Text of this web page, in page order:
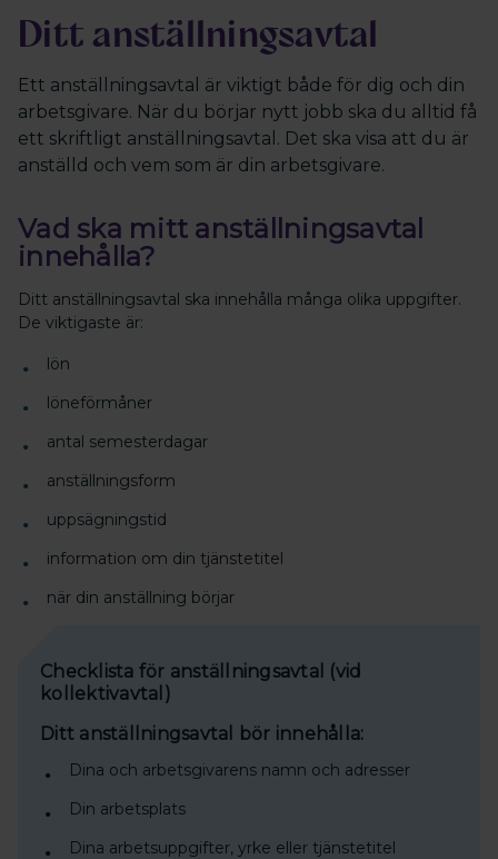
Ditt anställningsavtal
Ett anställningsavtal är viktigt både för dig och din
arbetsgivare. När du börjar nytt jobb ska du alltid få
ett skriftligt anställningsavtal. Det ska visa att du är
anställd och vem som är din arbetsgivare.
Vad ska mitt anställningsavtal
innehålla?
Ditt anställningsavtal ska innehålla många olika uppgifter.
De viktigaste är:
lön
löneförmåner
antal semesterdagar
anställningsform
uppsägningstid
information om din tjänstetitel
när din anställning börjar
Checklista för anställningsavtal (vid
kollektivavtal)
Ditt anställningsavtal bör innehålla:
Dina och arbetsgivarens namn och adresser
Din arbetsplats
Dina arbetsuppgifter, yrke eller tjänstetitel